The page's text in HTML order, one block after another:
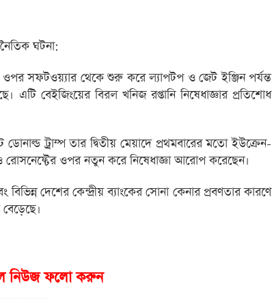
ঘটনা:
ওপর সফটওয়্যার থেকে শুরু করে ল্যাপটপ ও জেট ইঞ্জিন পর্যন্ত
এটি বেইজিংয়ের বিরল খনিজ রপ্তানি নিষেধাজ্ঞার প্রতিশোধ
ডোনাল্ড ট্রাম্প তার দ্বিতীয় মেয়াদে প্রথমবারের মতো ইউক্রেন-
রোসনেফ্টের ওপর নতুন করে নিষেধাজ্ঞা আরোপ করেছেন।
দেশের কেন্দ্রীয় ব্যাংকের সোনা কেনার প্রবণতার কারণে
নিউজ ফলো করুন